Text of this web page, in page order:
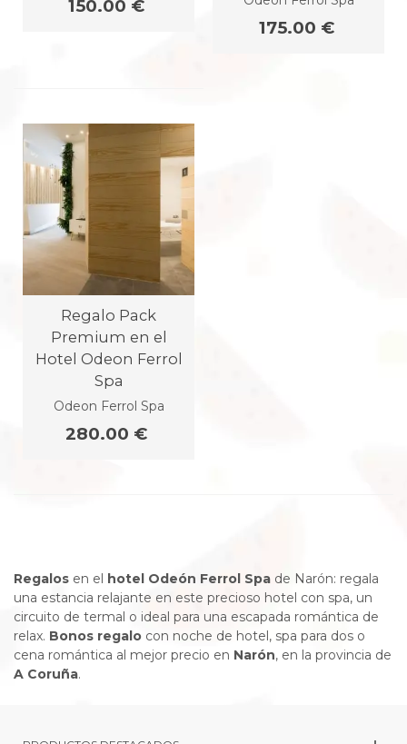
150.00 €
175.00 €
Regalo Pack
Premium en el
Hotel Odeon Ferrol
Spa
Odeon Ferrol Spa
280.00 €
Regalos en el hotel Odeón Ferrol Spa de Narón: regala
una estancia relajante en este precioso hotel con spa, un
circuito de termal o ideal para una escapada romántica de
relax. Bonos regalo con noche de hotel, spa para dos o
cena romántica al mejor precio en Narón, en la provincia de
A Coruña.